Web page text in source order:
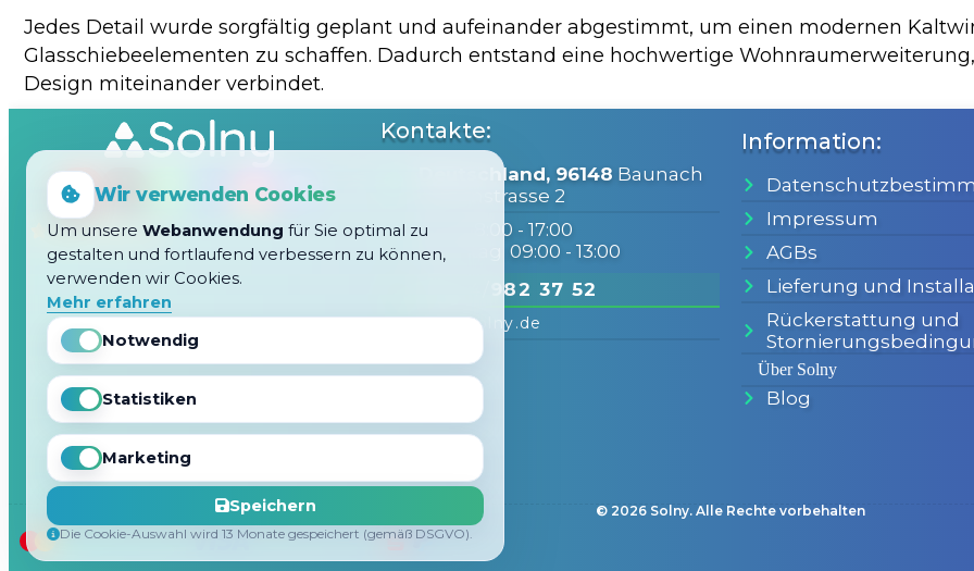
Jedes Detail wurde sorgfältig geplant und aufeinander abgestimmt, um einen modernen
Glasschiebeelementen zu schaffen. Dadurch entstand eine hochwertige
Design miteinander verbindet.
5.0
Kontakte:
Deutschland, 96148 Baunach
Eichenstrasse 2
M-F: 08:00 - 17:00
Samstag: 09:00 - 13:00
982 37 52
info@solny.de
Information:
Impressum
AGBs
Lieferung und
Rückerstattung und
Über Solny
Blog
© 2026 Solny. Alle Rechte vorbehalten
Wir verwenden Cookies
Um unsere Webanwendung für Sie optimal zu
gestalten und fortlaufend verbessern zu können,
verwenden wir Cookies.
Mehr erfahren
Notwendig
Statistiken
Marketing
Speichern
Die Cookie-Auswahl wird 13 Monate gespeichert (gemäß DSGVO).